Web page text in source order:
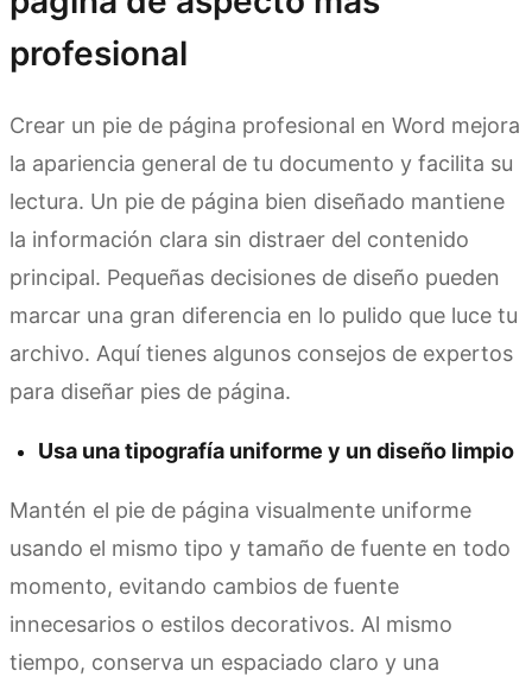
profesional
Crear un pie de página profesional en Word mejora
la apariencia general de tu documento y facilita su
lectura. Un pie de página bien diseñado mantiene
la información clara sin distraer del contenido
principal. Pequeñas decisiones de diseño pueden
marcar una gran diferencia en lo pulido que luce tu
archivo. Aquí tienes algunos consejos de expertos
para diseñar pies de página.
Usa una tipografía uniforme y un diseño limpio
Mantén el pie de página visualmente uniforme
usando el mismo tipo y tamaño de fuente en todo
momento, evitando cambios de fuente
innecesarios o estilos decorativos. Al mismo
tiempo, conserva un espaciado claro y una